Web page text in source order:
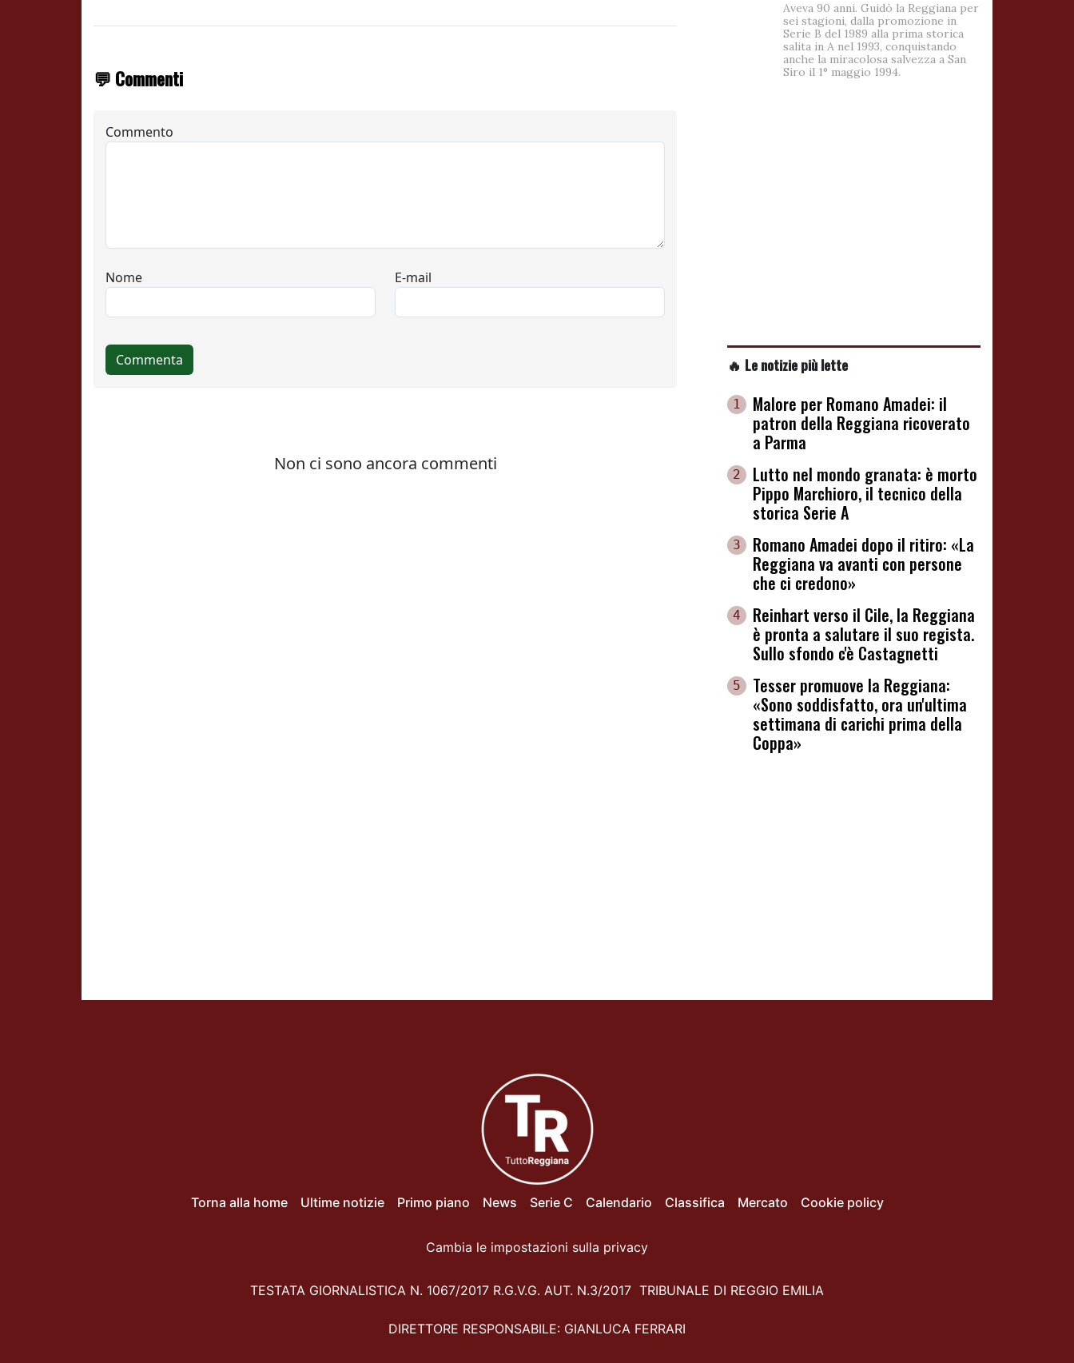
💬 Commenti
Aveva 90 anni. Guidò la Reggiana per
sei stagioni, dalla promozione in
Serie B del 1989 alla prima storica
salita in A nel 1993, conquistando
anche la miracolosa salvezza a San
Siro il 1° maggio 1994.
🔥 Le notizie più lette
1
Malore per Romano Amadei: il
patron della Reggiana ricoverato
a Parma
2
Lutto nel mondo granata: è morto
Pippo Marchioro, il tecnico della
storica Serie A
3
Romano Amadei dopo il ritiro: «La
Reggiana va avanti con persone
che ci credono»
4
Reinhart verso il Cile, la Reggiana
è pronta a salutare il suo regista.
Sullo sfondo c'è Castagnetti
5
Tesser promuove la Reggiana:
«Sono soddisfatto, ora un'ultima
settimana di carichi prima della
Coppa»
Torna alla home Ultime notizie Primo piano News Serie C Calendario Classifica Mercato Cookie policy
Cambia le impostazioni sulla privacy
TESTATA GIORNALISTICA N. 1067/2017 R.G.V.G. AUT. N.3/2017 TRIBUNALE DI REGGIO EMILIA
DIRETTORE RESPONSABILE: GIANLUCA FERRARI